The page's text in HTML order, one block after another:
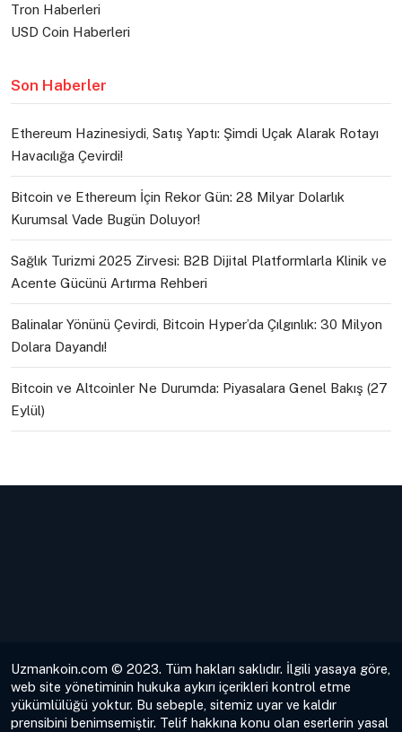
Tron Haberleri
USD Coin Haberleri
Son Haberler
Ethereum Hazinesiydi, Satış Yaptı: Şimdi Uçak Alarak Rotayı
Havacılığa Çevirdi!
Bitcoin ve Ethereum İçin Rekor Gün: 28 Milyar Dolarlık
Kurumsal Vade Bugün Doluyor!
Sağlık Turizmi 2025 Zirvesi: B2B Dijital Platformlarla Klinik ve
Acente Gücünü Artırma Rehberi
Balinalar Yönünü Çevirdi, Bitcoin Hyper’da Çılgınlık: 30 Milyon
Dolara Dayandı!
Bitcoin ve Altcoinler Ne Durumda: Piyasalara Genel Bakış (27
Eylül)
Uzmankoin.com © 2023. Tüm hakları saklıdır. İlgili yasaya göre,
web site yönetiminin hukuka aykırı içerikleri kontrol etme
yükümlülüğü yoktur. Bu sebeple, sitemiz uyar ve kaldır
prensibini benimsemiştir. Telif hakkına konu olan eserlerin yasal